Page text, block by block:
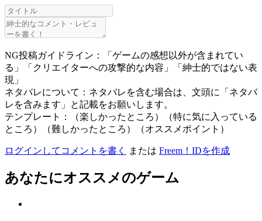
NG投稿ガイドライン：「ゲームの感想以外が含まれてい
る」「クリエイターへの攻撃的な内容」「紳士的ではない表
現」
ネタバレについて：ネタバレを含む場合は、文頭に「ネタバ
レを含みます」と記載をお願いします。
テンプレート：（楽しかったところ）（特に気に入っている
ところ）（難しかったところ）（オススメポイント）
ログインしてコメントを書く または Freem！IDを作成
あなたにオススメのゲーム